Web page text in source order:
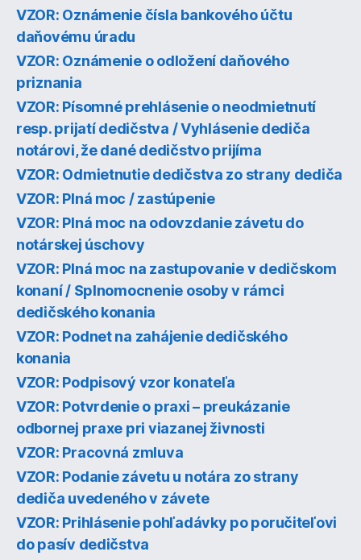
VZOR: Oznámenie čísla bankového účtu
daňovému úradu
VZOR: Oznámenie o odložení daňového
priznania
VZOR: Písomné prehlásenie o neodmietnutí
resp. prijatí dedičstva / Vyhlásenie dediča
notárovi, že dané dedičstvo prijíma
VZOR: Odmietnutie dedičstva zo strany dediča
VZOR: Plná moc / zastúpenie
VZOR: Plná moc na odovzdanie závetu do
notárskej úschovy
VZOR: Plná moc na zastupovanie v dedičskom
konaní / Splnomocnenie osoby v rámci
dedičského konania
VZOR: Podnet na zahájenie dedičského
konania
VZOR: Podpisový vzor konateľa
VZOR: Potvrdenie o praxi – preukázanie
odbornej praxe pri viazanej živnosti
VZOR: Pracovná zmluva
VZOR: Podanie závetu u notára zo strany
dediča uvedeného v závete
VZOR: Prihlásenie pohľadávky po poručiteľovi
do pasív dedičstva